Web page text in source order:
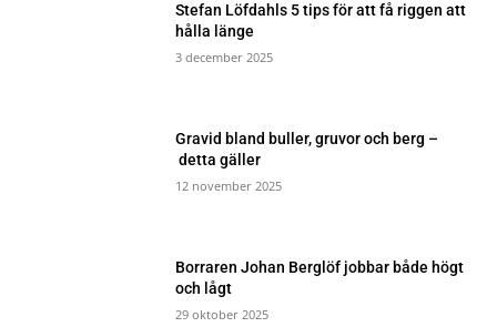
Stefan Löfdahls 5 tips för att få riggen att
hålla länge
3 december 2025
Gravid bland buller, gruvor och berg –
detta gäller
12 november 2025
Borraren Johan Berglöf jobbar både högt
och lågt
29 oktober 2025